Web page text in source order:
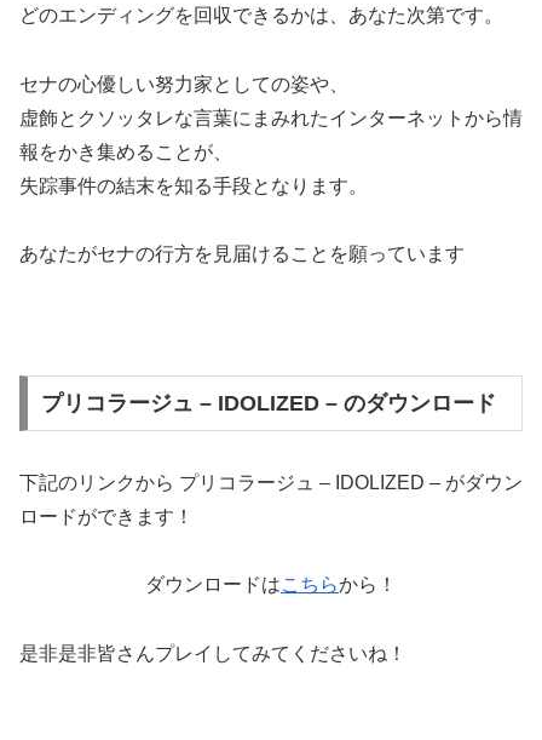
どのエンディングを回収できるかは、あなた次第です。
セナの心優しい努力家としての姿や、
虚飾とクソッタレな言葉にまみれたインターネットから情
報をかき集めることが、
失踪事件の結末を知る手段となります。
あなたがセナの行方を見届けることを願っています
プリコラージュ – IDOLIZED – のダウンロード
下記のリンクから プリコラージュ – IDOLIZED – がダウン
ロードができます！
ダウンロードはこちらから！
是非是非皆さんプレイしてみてくださいね！